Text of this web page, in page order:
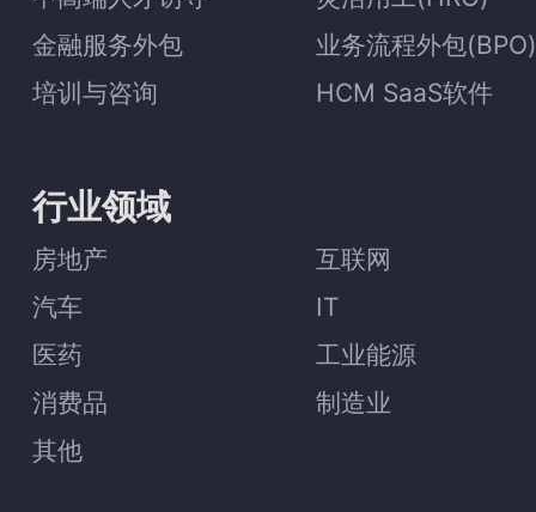
金融服务外包
业务流程外包(BPO)
培训与咨询
HCM SaaS软件
行业领域
房地产
互联网
汽车
IT
医药
工业能源
消费品
制造业
其他